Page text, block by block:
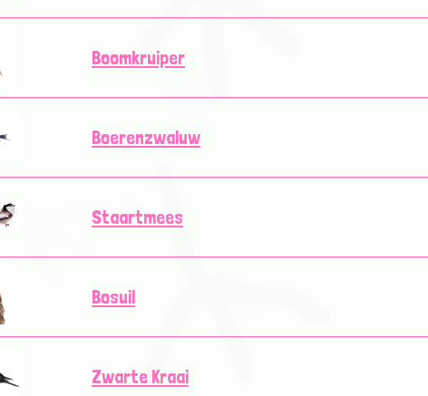
Boomkruiper
Boerenzwaluw
Staartmees
Bosuil
Zwarte Kraai